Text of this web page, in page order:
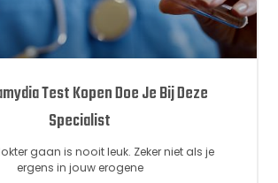
Test Kopen Doe Je Bij Deze
Specialist
gaan is nooit leuk. Zeker niet als je
ergens in jouw erogene